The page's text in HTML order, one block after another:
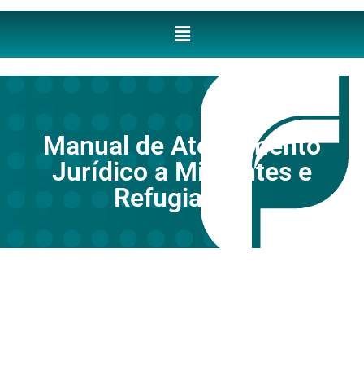
Manual de Atendimento
Jurídico a Migrantes e
Refugiados ​